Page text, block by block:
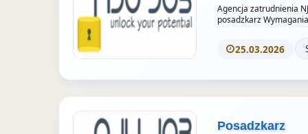
Agencja zatrudnienia
posadzkarz
25.03.2026
Posadzkarz